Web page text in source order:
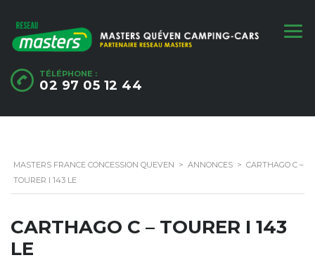
TÉLÉPHONE :
02 97 05 12 44
MASTERS FRANCE CONCESSION QUEVEN > ANNONCES > CARTHAGO C –
TOURER I 143 LE
CARTHAGO C – TOURER I 143
LE